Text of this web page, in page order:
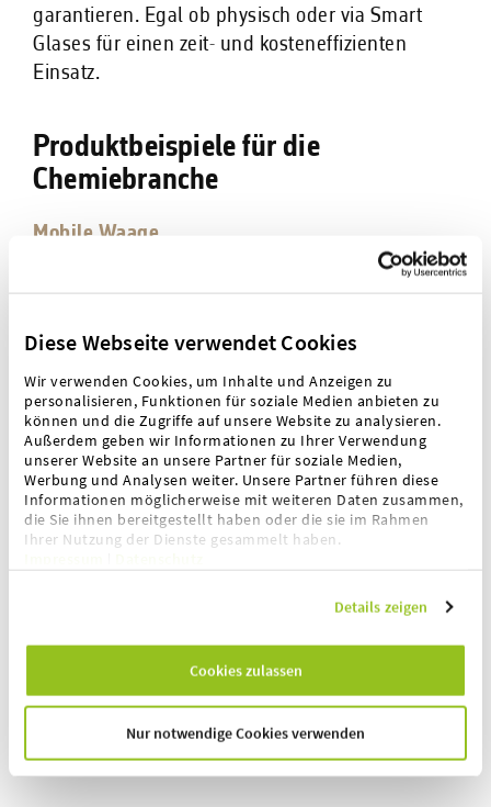
Diese Webseite verwendet Cookies
Wir verwenden Cookies, um Inhalte und Anzeigen zu
personalisieren, Funktionen für soziale Medien anbieten zu
können und die Zugriffe auf unsere Website zu analysieren.
Außerdem geben wir Informationen zu Ihrer Verwendung
unserer Website an unsere Partner für soziale Medien,
Werbung und Analysen weiter. Unsere Partner führen diese
Informationen möglicherweise mit weiteren Daten zusammen,
die Sie ihnen bereitgestellt haben oder die sie im Rahmen
Ihrer Nutzung der Dienste gesammelt haben.
Details zeigen
Cookies zulassen
Nur notwendige Cookies verwenden
garantieren. Egal ob physisch oder via Smart
Glases für einen zeit- und kosteneffizienten
Einsatz.
Produktbeispiele für die
Chemiebranche
Mobile Waage
Metalldetektor advanced
Checkweigher advanced
IBC Wiegestation
Druckergehäuse